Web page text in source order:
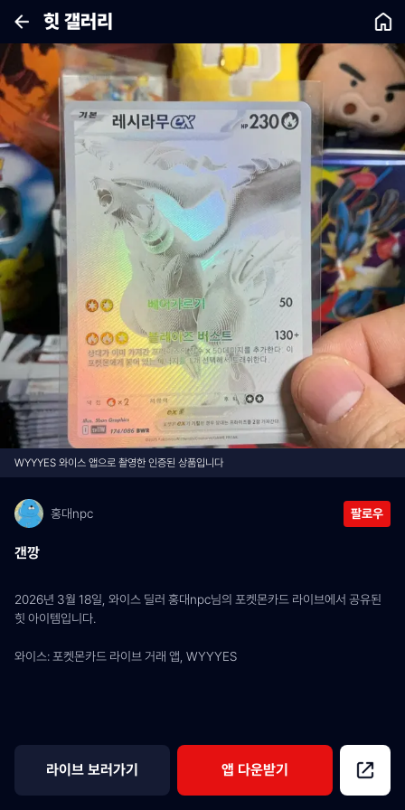
힛 갤러리
WYYYES 와이스 앱으로 촬영한 인증된 상품입니다
홍대npc 팔로우
갠깡
2026년 3월 18일, 와이스 딜러 홍대npc님의 포켓몬카드 라이브에서 공유된
힛 아이템입니다.
와이스: 포켓몬카드 라이브 거래 앱, WYYYES
라이브 보러가기 앱 다운받기